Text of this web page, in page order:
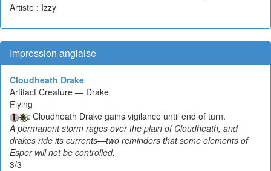
Artiste : Izzy
Impression anglaise
Cloudheath Drake
Artifact Creature — Drake
Flying
: Cloudheath Drake gains vigilance until end of turn.
A permanent storm rages over the plain of Cloudheath, and
drakes ride its currents—two reminders that some elements of
Esper will not be controlled.
3/3